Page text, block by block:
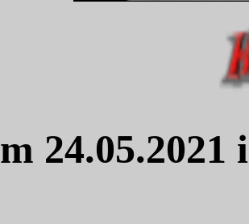
24.05.2021